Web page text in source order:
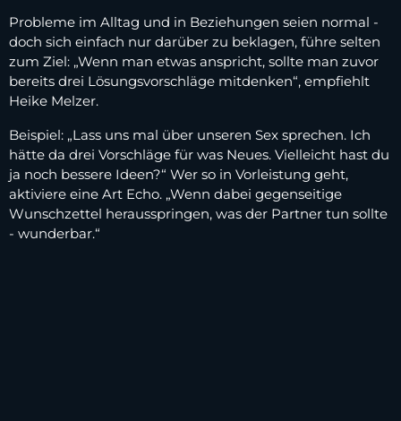
Probleme im Alltag und in Beziehungen seien normal -
doch sich einfach nur darüber zu beklagen, führe selten
zum Ziel: „Wenn man etwas anspricht, sollte man zuvor
bereits drei Lösungsvorschläge mitdenken“, empfiehlt
Heike Melzer.
Beispiel: „Lass uns mal über unseren Sex sprechen. Ich
hätte da drei Vorschläge für was Neues. Vielleicht hast du
ja noch bessere Ideen?“ Wer so in Vorleistung geht,
aktiviere eine Art Echo. „Wenn dabei gegenseitige
Wunschzettel herausspringen, was der Partner tun sollte
- wunderbar.“